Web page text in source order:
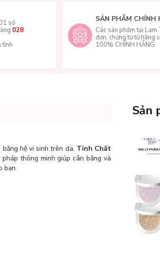
số
028
tình
SẢN PHẨM CHÍNH
Các sản phẩm tại
đơn, chứng từ từ hãng
100% CHÍNH HÃNG
hệ vi sinh trên da. Tinh Chất
pháp thông minh giúp cân bằng và
bạn.
Sản